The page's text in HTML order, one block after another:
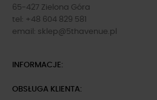
65-427 Zielona Góra
tel: +48 604 829 581
email: sklep@5thavenue.pl
INFORMACJE:
OBSŁUGA KLIENTA: